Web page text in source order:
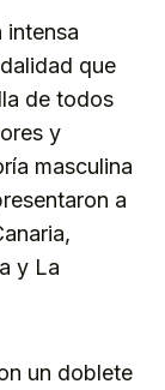
intensa
que
de todos
y
masculina
a
y La
un doblete